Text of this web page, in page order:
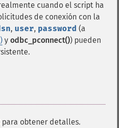
cuando el script ha
de conexión con la
, user, password (a
y odbc_pconnect()) pueden
para obtener detalles.